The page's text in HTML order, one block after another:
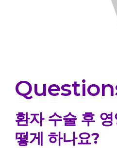
환자 수술 후
떻게 하나요?